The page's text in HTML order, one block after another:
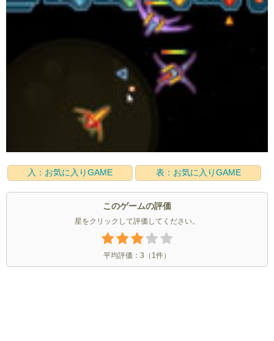
入：お気に入りGAME 表：お気に入りGAME
このゲームの評価
星をクリックして評価してください。
平均評価： 3 （ 1件）